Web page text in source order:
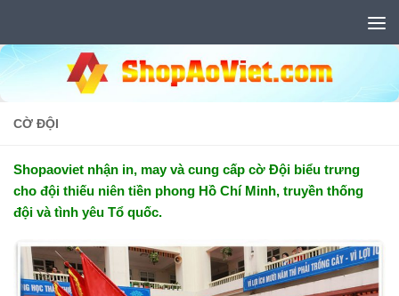
CỜ ĐỘI
Shopaoviet nhận in, may và cung cấp cờ Đội biểu trưng
cho đội thiếu niên tiền phong Hồ Chí Minh, truyền thống
đội và tình yêu Tổ quốc.